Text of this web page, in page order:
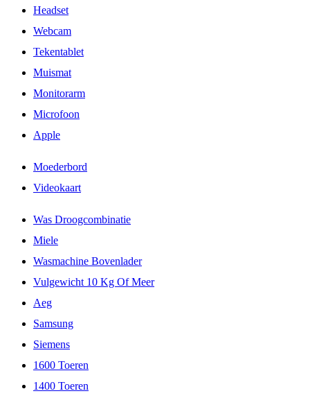
Headset
Webcam
Tekentablet
Muismat
Monitorarm
Microfoon
Apple
Moederbord
Videokaart
Was Droogcombinatie
Miele
Wasmachine Bovenlader
Vulgewicht 10 Kg Of Meer
Aeg
Samsung
Siemens
1600 Toeren
1400 Toeren